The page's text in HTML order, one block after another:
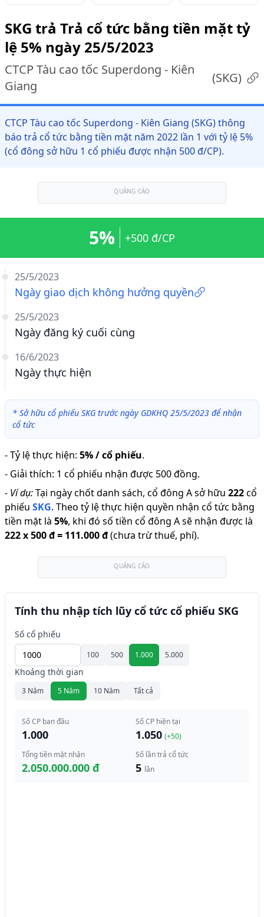
SKG trả Trả cổ tức bằng tiền mặt tỷ
lệ 5% ngày 25/5/2023
CTCP Tàu cao tốc Superdong - Kiên
Giang
(SKG)
CTCP Tàu cao tốc Superdong - Kiên Giang (SKG) thông
báo trả cổ tức bằng tiền mặt năm 2022 lần 1 với tỷ lệ 5%
(cổ đông sở hữu 1 cổ phiếu được nhận 500 đ/CP).
QUẢNG CÁO
25/5/2023
Ngày giao dịch không hưởng quyền
25/5/2023
Ngày đăng ký cuối cùng
16/6/2023
Ngày thực hiện
5% +500 đ/CP
* Sở hữu cổ phiếu SKG trước ngày GDKHQ 25/5/2023 để nhận
cổ tức
-Tỷ lệ thực hiện: 5% / cổ phiếu.
- Giải thích: 1 cổ phiếu nhận được 500 đồng.
- Ví dụ:Tại ngày chốt danh sách, cổ đông A sở hữu 222cổ
phiếu SKG. Theo tỷ lệ thực hiện quyền nhận cổ tức bằng
tiền mặt là 5%, khi đó số tiền cổ đông A sẽ nhận được là
222x500 đ= 111.000 đ(chưa trừ thuế, phí).
QUẢNG CÁO
Tính thu nhập tích lũy cổ tức cổ phiếu SKG
Số cổ phiếu
100 500 1.000 5.000
Khoảng thời gian
3 Năm 5 Năm 10 Năm Tất cả
Số CP ban đầu
1.000
Số CP hiện tại
1.050 (+50)
Tổng tiền mặt nhận
2.050.000.000 đ
Số lần trả cổ tức
5 lần